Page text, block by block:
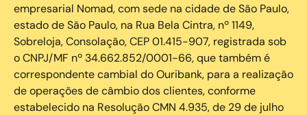
empresarial Nomad, com sede na cidade de São Paulo,
estado de São Paulo, na Rua Bela Cintra, nº 1149,
Sobreloja, Consolação, CEP 01.415-907, registrada sob
o CNPJ/MF nº 34.662.852/0001-66, que também é
correspondente cambial do Ouribank, para a realização
de operações de câmbio dos clientes, conforme
estabelecido na Resolução CMN 4.935, de 29 de julho